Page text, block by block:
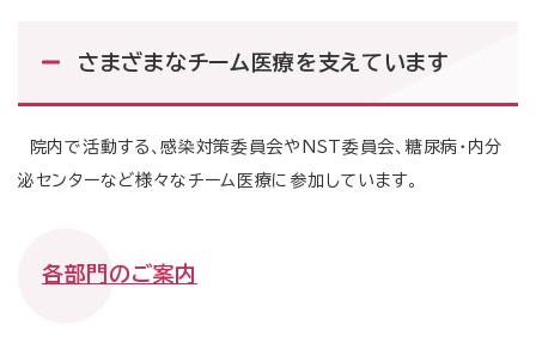
さまざまなチーム医療を支えています
院内で活動する、感染対策委員会やNST委員会、糖尿病・内分
泌センターなど様々なチーム医療に参加しています。
各部門のご案内